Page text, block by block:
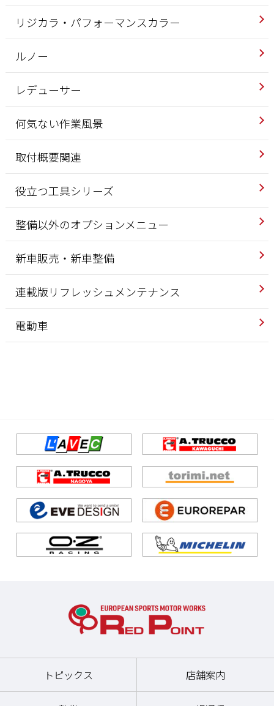
リジカラ・パフォーマンスカラー
ルノー
レデューサー
何気ない作業風景
取付概要関連
役立つ工具シリーズ
整備以外のオプションメニュー
新車販売・新車整備
連載版リフレッシュメンテナンス
電動車
トピックス 店舗案内